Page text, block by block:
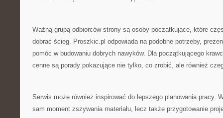
Ważną grupą odbiorców strony są osoby początkujące, które
dobrać ścieg. Proszkic.pl odpowiada na podobne potrzeby,
pomóc w budowaniu dobrych nawyków. Dla początkującego
cenne są porady pokazujące nie tylko, co zrobić, ale również
Serwis może również inspirować do lepszego planowania pracy.
sam moment zszywania materiału, lecz także przygotowanie